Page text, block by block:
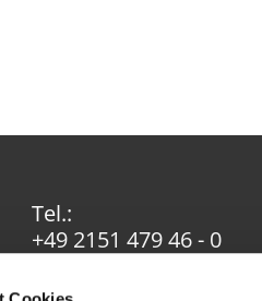
Tel.:
+49 2151 479 46 - 0
info@ev-in-krefeld.de